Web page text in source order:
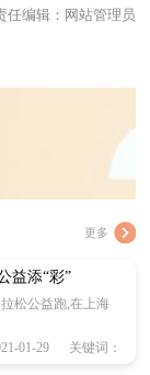
任编辑：网站管理员
更多
益添“彩”
松公益跑,在上海
01-29 关键词：